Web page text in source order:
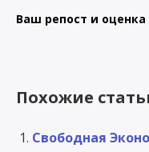
Ваш репост и оценка
Похожие
Свободная